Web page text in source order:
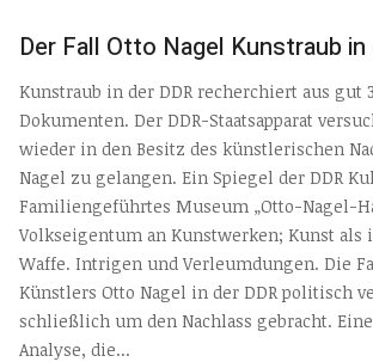
Der Fall Otto Nagel Kunstraub in
Kunstraub in der DDR recherchiert aus gut
Dokumenten. Der DDR-Staatsapparat
wieder in den Besitz des künstlerischen
Nagel zu gelangen. Ein Spiegel der DDR
Familiengeführtes Museum „Otto-Nagel-
Volkseigentum an Kunstwerken; Kunst als
Waffe. Intrigen und Verleumdungen. Die
Künstlers Otto Nagel in der DDR politisch
schließlich um den Nachlass gebracht.
Analyse, die...